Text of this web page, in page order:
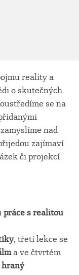
reality a
o skutečných
se na
nad
zajímaví
či projekcí
práce s realitou
, třetí lekce se
a ve čtvrtém
hraný